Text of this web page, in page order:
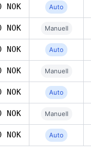
Auto
Manuell
Auto
Manuell
Auto
Manuell
Auto